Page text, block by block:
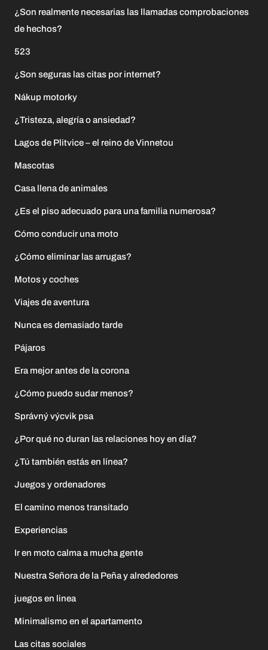
¿Son realmente necesarias las llamadas comprobaciones
de hechos?
523
¿Son seguras las citas por internet?
Nákup motorky
¿Tristeza, alegría o ansiedad?
Lagos de Plitvice – el reino de Vinnetou
Mascotas
Casa llena de animales
¿Es el piso adecuado para una familia numerosa?
Cómo conducir una moto
¿Cómo eliminar las arrugas?
Motos y coches
Viajes de aventura
Nunca es demasiado tarde
Pájaros
Era mejor antes de la corona
¿Cómo puedo sudar menos?
Správný výcvik psa
¿Por qué no duran las relaciones hoy en día?
¿Tú también estás en línea?
Juegos y ordenadores
El camino menos transitado
Experiencias
Ir en moto calma a mucha gente
Nuestra Señora de la Peña y alrededores
juegos en linea
Minimalismo en el apartamento
Las citas sociales